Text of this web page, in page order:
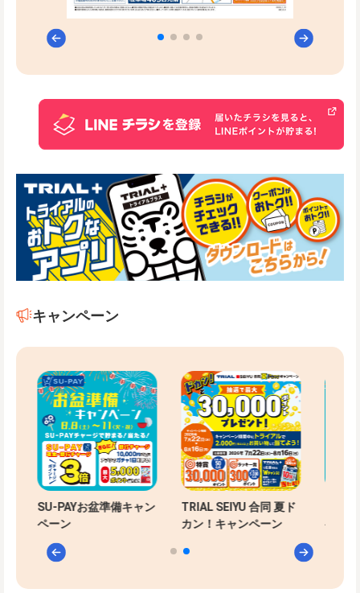
キャンペーン
お盆準備キャン
TRIAL SEIYU 合同 夏ド
カン！キャンペーン
SU-PAYお盆準備
ペーン